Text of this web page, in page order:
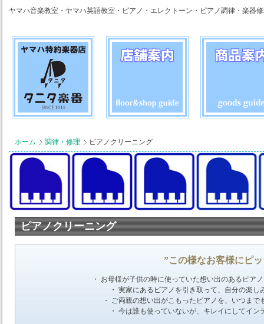
ヤマハ音楽教室・ヤマハ英語教室・ピアノ・エレクトーン・ピアノ調律・楽器
ホーム 調律・修理 ピアノクリーニング
ピアノクリーニング
”この様なお客様にピ
・ お母様が子供の時に使っていた想い出のあるピア
・ 実家にあるピアノを引き取って、自分の楽
・ ご両親の想い出がこもったピアノを、いつま
・ 今は誰も使っていないが、キレイにしてイ